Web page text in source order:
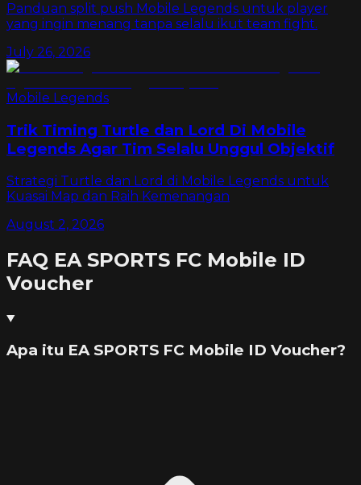
Panduan split push Mobile Legends untuk player
yang ingin menang tanpa selalu ikut team fight.
July 26, 2026
Mobile Legends
Trik Timing Turtle dan Lord Di Mobile
Legends Agar Tim Selalu Unggul Objektif
Strategi Turtle dan Lord di Mobile Legends untuk
Kuasai Map dan Raih Kemenangan
August 2, 2026
FAQ EA SPORTS FC Mobile ID
Voucher
Apa itu EA SPORTS FC Mobile ID Voucher?